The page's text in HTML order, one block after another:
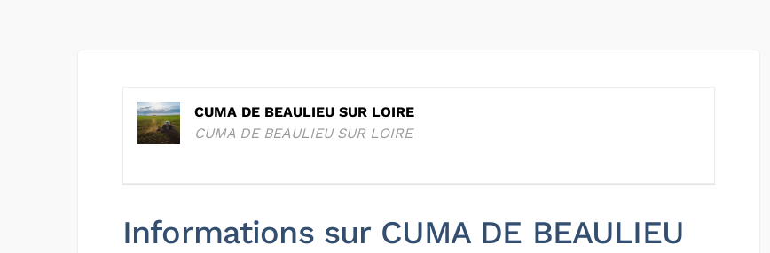
CUMA DE BEAULIEU SUR LOIRE
CUMA DE BEAULIEU SUR LOIRE
Informations sur CUMA DE BEAULIEU